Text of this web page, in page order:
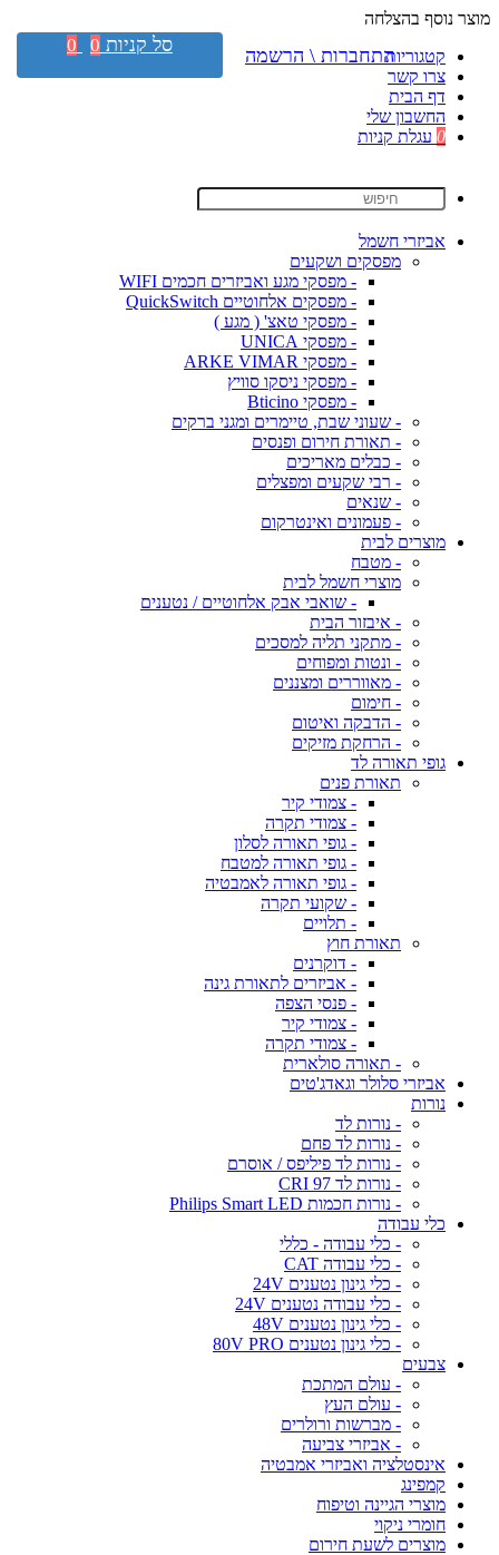
מוצר נוסף בהצלחה
קטגוריות
צרו קשר
דף הבית
החשבון שלי
0 עגלת קניות
אביזרי חשמל
מפסקים ושקעים
- מפסקי מגע ואביזרים חכמים WIFI
- מפסקים אלחוטיים QuickSwitch
- מפסקי טאצ' ( מגע )
- מפסקי UNICA
- מפסקי ARKE VIMAR
- מפסקי ניסקו סוויץ
- מפסקי Bticino
- שעוני שבת, טיימרים ומגני ברקים
- תאורת חירום ופנסים
- כבלים מאריכים
- רבי שקעים ומפצלים
- שנאים
- פעמונים ואינטרקום
מוצרים לבית
- מטבח
מוצרי חשמל לבית
- שואבי אבק אלחוטיים / נטענים
- איבזור הבית
- מתקני תליה למסכים
- ונטות ומפוחים
- מאווררים ומצננים
- חימום
- הדבקה ואיטום
- הרחקת מזיקים
גופי תאורה לד
תאורת פנים
- צמודי קיר
- צמודי תקרה
- גופי תאורה לסלון
- גופי תאורה למטבח
- גופי תאורה לאמבטיה
- שקועי תקרה
- תלויים
תאורת חוץ
- דוקרנים
- אביזרים לתאורת גינה
- פנסי הצפה
- צמודי קיר
- צמודי תקרה
- תאורה סולארית
אביזרי סלולר וגאדג'טים
נורות
- נורות לד
- נורות לד פחם
- נורות לד פיליפס / אוסרם
- נורות לד CRI 97
- נורות חכמות Philips Smart LED
כלי עבודה
- כלי עבודה - כללי
- כלי עבודה CAT
- כלי גינון נטענים 24V
- כלי עבודה נטענים 24V
- כלי גינון נטענים 48V
- כלי גינון נטענים 80V PRO
צבעים
- עולם המתכת
- עולם העץ
- מברשות ורולרים
- אביזרי צביעה
אינסטלציה ואביזרי אמבטיה
קמפינג
מוצרי הגיינה וטיפוח
חומרי ניקוי
מוצרים לשעת חירום
התחברות \ הרשמה סל קניות 0
0